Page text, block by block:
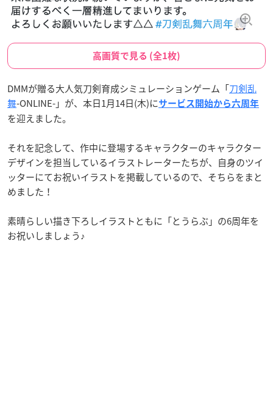
高画質で見る (全1枚)
DMMが贈る大人気刀剣育成シミュレーションゲーム「刀剣乱
舞-ONLINE-」が、本日1月14日(木)にサービス開始から六周年
を迎えました。
それを記念して、作中に登場するキャラクターのキャラクター
デザインを担当しているイラストレーターたちが、自身のツイ
ッターにてお祝いイラストを掲載しているので、そちらをまと
めました！
素晴らしい描き下ろしイラストともに「とうらぶ」の6周年を
お祝いしましょう♪